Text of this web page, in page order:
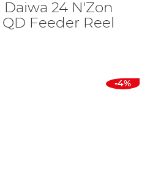
24 N'Zon
Feeder Reel
-4%